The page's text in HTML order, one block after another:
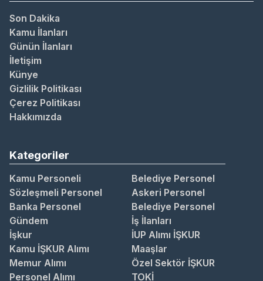
Son Dakika
Kamu İlanları
Günün İlanları
İletişim
Künye
Gizlilik Politikası
Çerez Politikası
Hakkımızda
Kategoriler
Kamu Personeli
Belediye Personel
Sözleşmeli Personel
Askeri Personel
Banka Personel
Belediye Personel
Gündem
İş İlanları
İşkur
İUP Alımı İŞKUR
Kamu İŞKUR Alımı
Maaşlar
Memur Alımı
Özel Sektör İŞKUR
Personel Alımı
TOKİ